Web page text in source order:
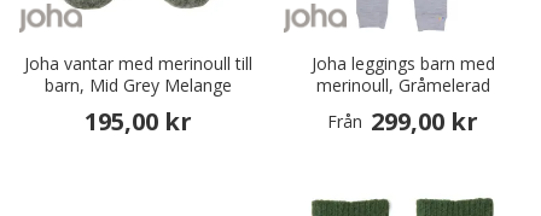
Joha vantar med merinoull till
barn, Mid Grey Melange
195,00 kr
Joha leggings barn med
merinoull, Gråmelerad
Från 299,00 kr